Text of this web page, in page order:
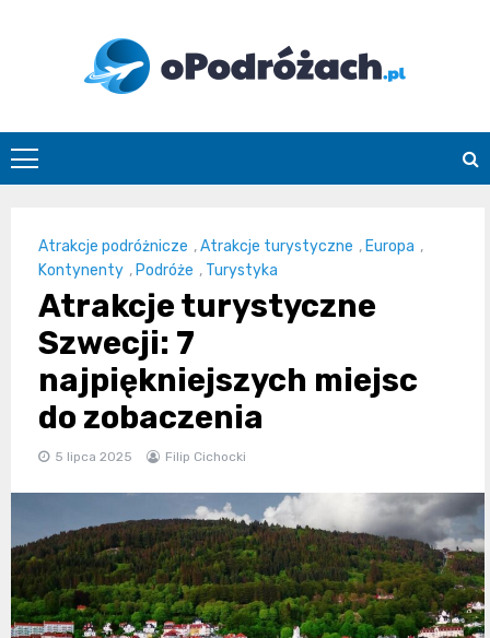
O
Podróżach
Atrakcje podróżnicze ,Atrakcje turystyczne , Europa ,
Kontynenty , Podróże , Turystyka
Atrakcje turystyczne
Szwecji: 7
najpiękniejszych miejsc
do zobaczenia
5 lipca 2025 Filip Cichocki